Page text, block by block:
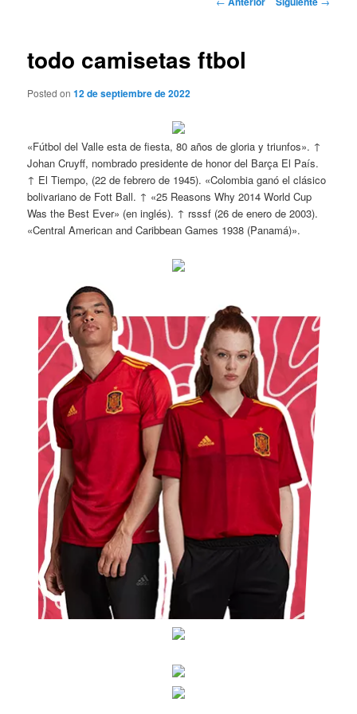
todo camisetas ftbol
Posted on12 de septiembre de 2022
«Fútbol del Valle esta de fiesta, 80 años de gloria y triunfos». ↑
Johan Cruyff, nombrado presidente de honor del Barça El País.
↑ El Tiempo, (22 de febrero de 1945). «Colombia ganó el clásico
bolivariano de Fott Ball. ↑ «25 Reasons Why 2014 World Cup
Was the Best Ever» (en inglés). ↑ rsssf (26 de enero de 2003).
«Central American and Caribbean Games 1938 (Panamá)».